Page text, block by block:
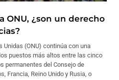
ONU, ¿son un derecho
Unidas (ONU) continúa con una
puestos más altos entre las cinco
permanentes del Consejo de
Francia, Reino Unido y Rusia, o